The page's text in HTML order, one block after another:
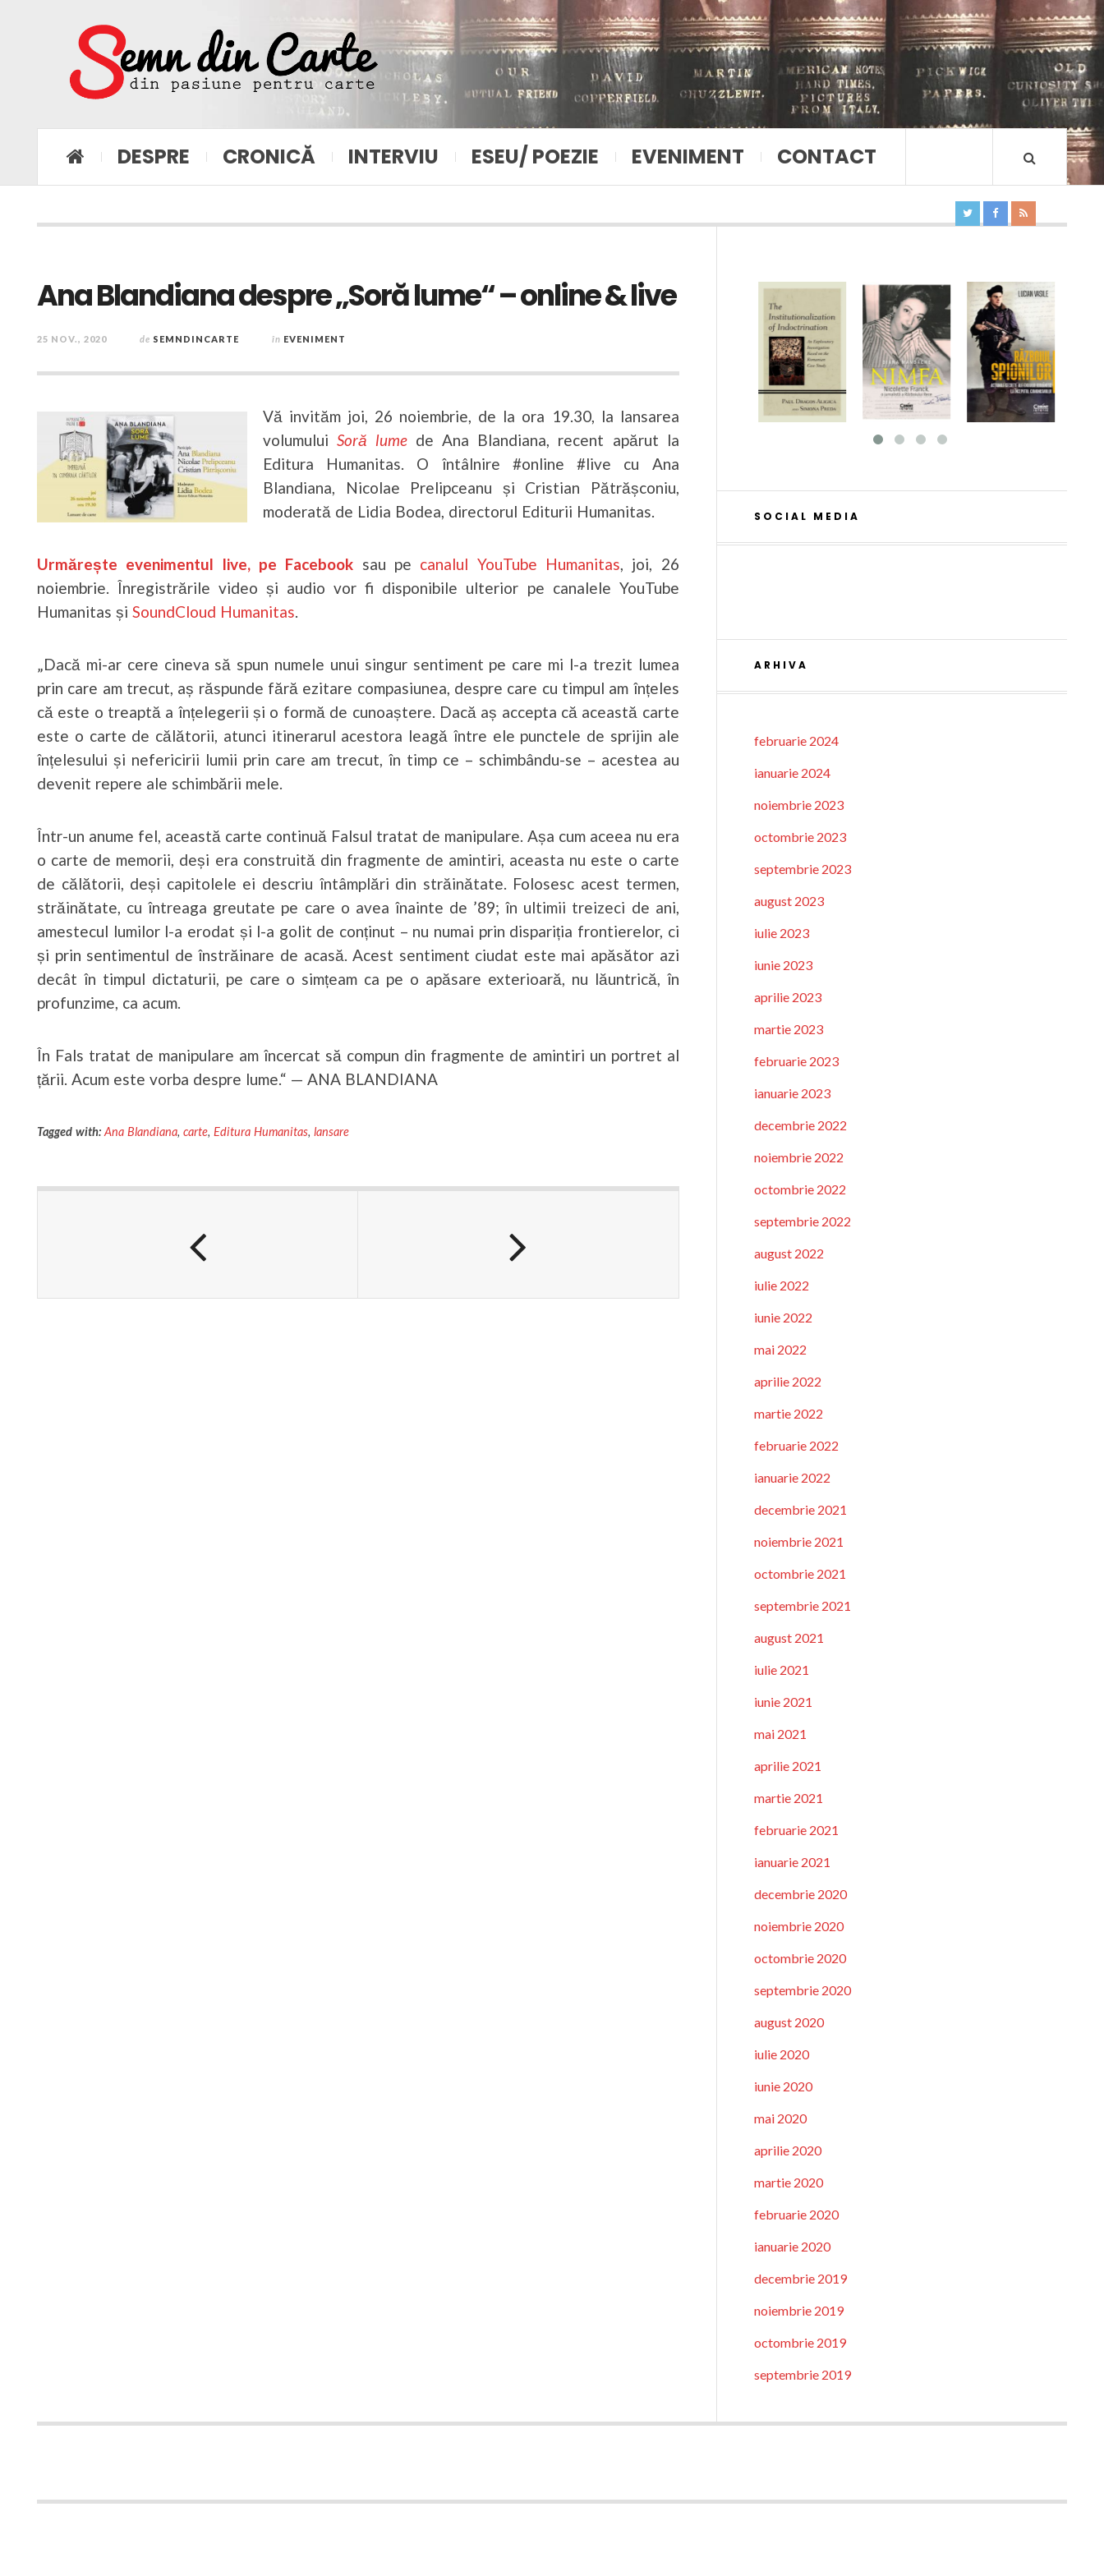
DESPRE CRONICĂ INTERVIU ESEU/ POEZIE EVENIMENT CONTACT
Ana Blandiana despre „Soră lume“ – online & live
25 NOV., 2020 de SEMNDINCARTE în EVENIMENT
Vă invităm joi, 26 noiembrie, de la ora 19.30, la lansarea
volumuluiSoră lume de Ana Blandiana, recent apărut la
Editura Humanitas. O întâlnire #online #live cu Ana
Blandiana, Nicolae Prelipceanu și Cristian Pătrășconiu,
moderată de Lidia Bodea, directorul Editurii Humanitas.
Urmărește evenimentul live, pe Facebook sau pe canalul YouTube Humanitas, joi, 26
noiembrie. Înregistrările video și audio vor fi disponibile ulterior pe canalele YouTube
Humanitas și SoundCloud Humanitas.
„Dacă mi-ar cere cineva să spun numele unui singur sentiment pe care mi l-a trezit lumea
prin care am trecut, aș răspunde fără ezitare compasiunea, despre care cu timpul am înțeles
că este o treaptă a înțelegerii și o formă de cunoaștere. Dacă aș accepta că această carte
este o carte de călătorii, atunci itinerarul acestora leagă între ele punctele de sprijin ale
înțelesului și nefericirii lumii prin care am trecut, în timp ce – schimbându-se – acestea au
devenit repere ale schimbării mele.
Într-un anume fel, această carte continuă Falsul tratat de manipulare. Așa cum aceea nu era
o carte de memorii, deși era construită din fragmente de amintiri, aceasta nu este o carte
de călătorii, deși capitolele ei descriu întâmplări din străinătate. Folosesc acest termen,
străinătate, cu întreaga greutate pe care o avea înainte de ’89; în ultimii treizeci de ani,
amestecul lumilor l-a erodat și l-a golit de conținut – nu numai prin dispariția frontierelor, ci
și prin sentimentul de înstrăinare de acasă. Acest sentiment ciudat este mai apăsător azi
decât în timpul dictaturii, pe care o simțeam ca pe o apăsare exterioară, nu lăuntrică, în
profunzime, ca acum.
În Fals tratat de manipulare am încercat să compun din fragmente de amintiri un portret al
țării. Acum este vorba despre lume.“ — ANA BLANDIANA
Tagged with: Ana Blandiana, carte, Editura Humanitas, lansare
SOCIAL MEDIA
ARHIVA
februarie 2024
ianuarie 2024
noiembrie 2023
octombrie 2023
septembrie 2023
august 2023
iulie 2023
iunie 2023
aprilie 2023
martie 2023
februarie 2023
ianuarie 2023
decembrie 2022
noiembrie 2022
octombrie 2022
septembrie 2022
august 2022
iulie 2022
iunie 2022
mai 2022
aprilie 2022
martie 2022
februarie 2022
ianuarie 2022
decembrie 2021
noiembrie 2021
octombrie 2021
septembrie 2021
august 2021
iulie 2021
iunie 2021
mai 2021
aprilie 2021
martie 2021
februarie 2021
ianuarie 2021
decembrie 2020
noiembrie 2020
octombrie 2020
septembrie 2020
august 2020
iulie 2020
iunie 2020
mai 2020
aprilie 2020
martie 2020
februarie 2020
ianuarie 2020
decembrie 2019
noiembrie 2019
octombrie 2019
septembrie 2019